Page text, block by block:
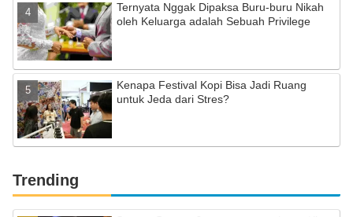
Ternyata Nggak Dipaksa Buru-buru Nikah
oleh Keluarga adalah Sebuah Privilege
Kenapa Festival Kopi Bisa Jadi Ruang
untuk Jeda dari Stres?
Trending